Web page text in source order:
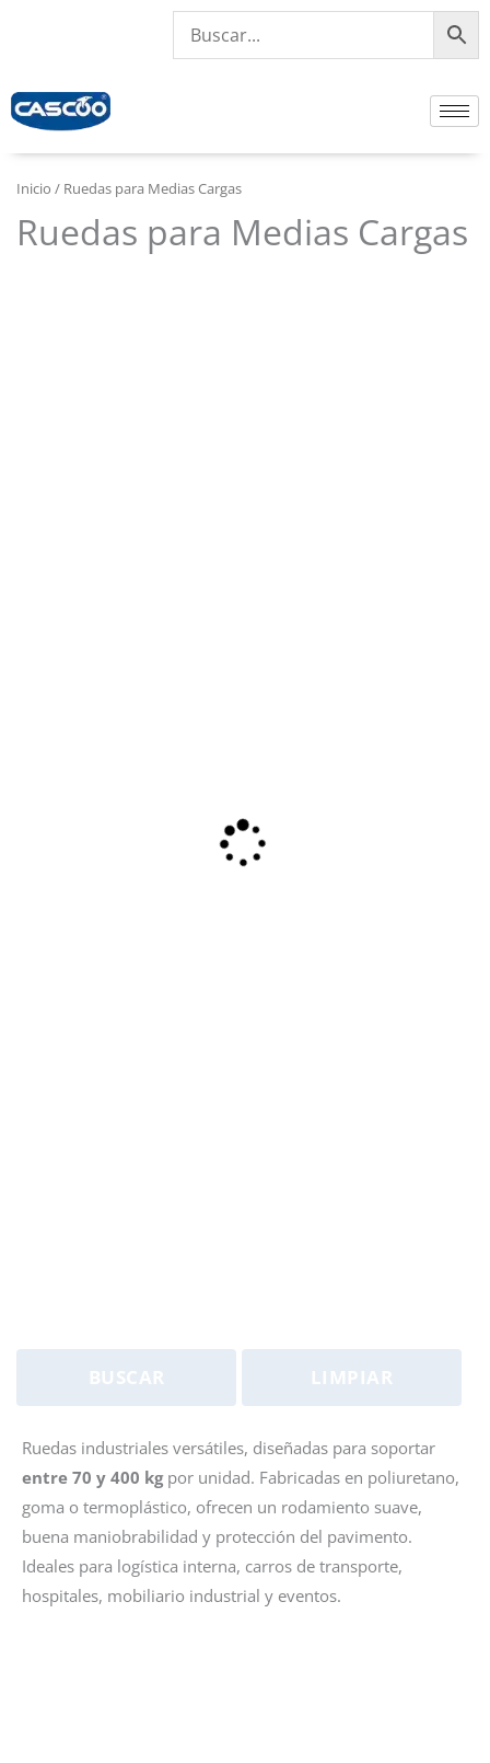
Inicio / Ruedas para Medias Cargas
Ruedas para Medias Cargas
BUSCAR LIMPIAR
Ruedas industriales versátiles, diseñadas para soportar
entre 70 y 400 kgpor unidad. Fabricadas en poliuretano,
goma o termoplástico, ofrecen un rodamiento suave,
buena maniobrabilidad y protección del pavimento.
Ideales para logística interna, carros de transporte,
hospitales, mobiliario industrial y eventos.